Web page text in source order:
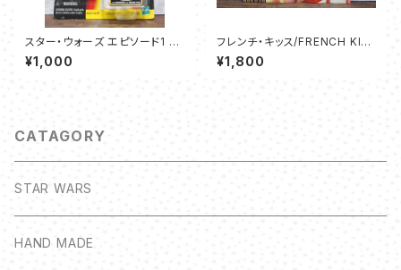
スター・ウォーズ エピソード1 ア
ナキン・スカイウォーカー（タトゥ
イーン）-ハズブロ コムテックフ
¥1,000
フレンチ・キッス/FRENCH KIS
S - ボブ・ウェルチ
¥1,800
CATAGORY
STAR WARS
HAND MADE